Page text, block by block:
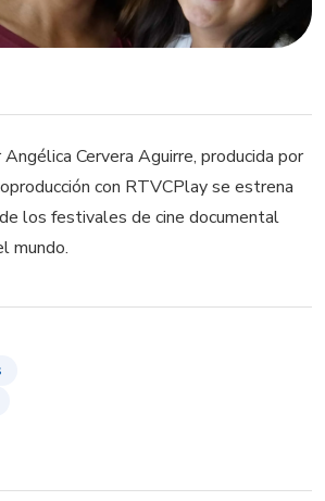
Cervera Aguirre, producida por
con RTVCPlay se estrena
los festivales de cine documental
mundo.